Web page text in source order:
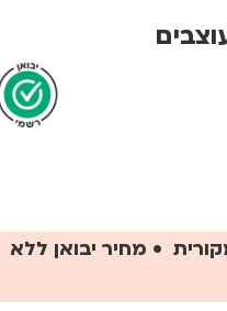
• מחיר יבואן ללא